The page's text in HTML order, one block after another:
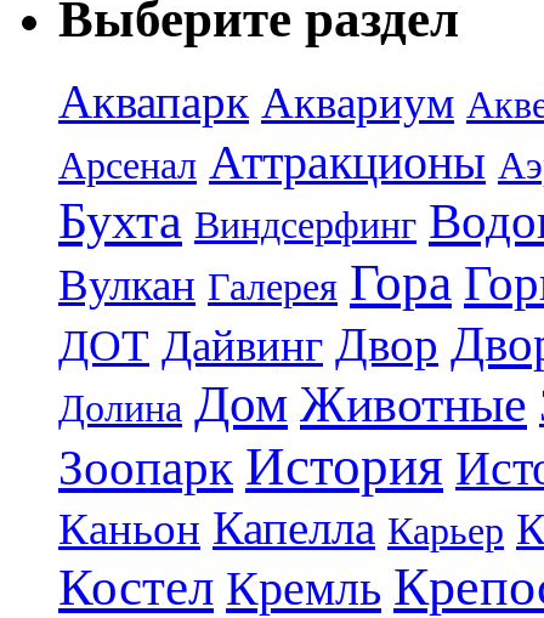
Выберите раздел
Аквапарк Аквариум
Арсенал Аттракционы
Бухта Виндсерфинг
Вулкан Галерея Гора
ДОТ Дайвинг Двор
Долина Дом Животные
Зоопарк История
Каньон Капелла Карьер
Костел Кремль